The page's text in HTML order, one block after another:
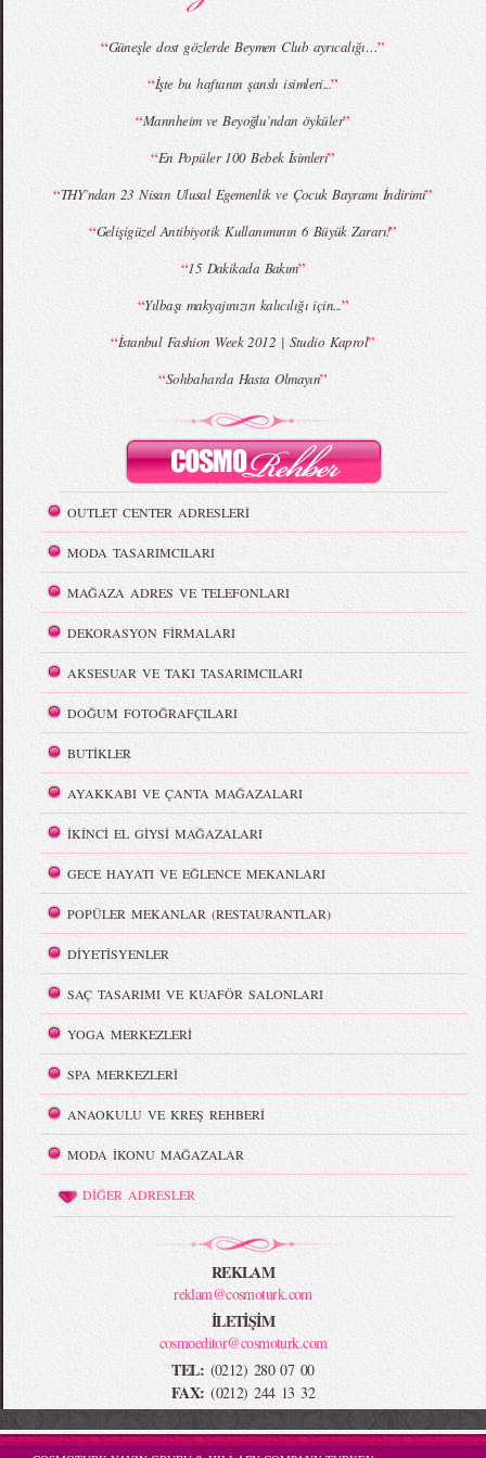
MBFWI - Giray Sepin 2015 Yaz Koleksiyonu MBFWI - Burçe Bekrek 2015 Yaz Koleksiyonu
“Güneşle dost gözlerde Beymen Club ayrıcalığı…”
“İşte bu haftanın şanslı isimleri...”
“Mannheim ve Beyoğlu’ndan öyküler”
“En Popüler 100 Bebek İsimleri”
“THY’ndan 23 Nisan Ulusal Egemenlik ve Çocuk Bayramı İndirimi”
“Gelişigüzel Antibiyotik Kullanımının 6 Büyük Zararı!”
“15 Dakikada Bakım”
“Yılbaşı makyajınızın kalıcılığı için...”
“İstanbul Fashion Week 2012 | Studio Kaprol”
“Sohbaharda Hasta Olmayın”
OUTLET CENTER ADRESLERİ
MODA TASARIMCILARI
MAĞAZA ADRES VE TELEFONLARI
DEKORASYON FİRMALARI
AKSESUAR VE TAKI TASARIMCILARI
DOĞUM FOTOĞRAFÇILARI
BUTİKLER
AYAKKABI VE ÇANTA MAĞAZALARI
İKİNCİ EL GİYSİ MAĞAZALARI
GECE HAYATI VE EĞLENCE MEKANLARI
POPÜLER MEKANLAR (RESTAURANTLAR)
DİYETİSYENLER
SAÇ TASARIMI VE KUAFÖR SALONLARI
YOGA MERKEZLERİ
SPA MERKEZLERİ
ANAOKULU VE KREŞ REHBERİ
MODA İKONU MAĞAZALAR
DİĞER ADRESLER
REKLAM
reklam@cosmoturk.com
İLETİŞİM
cosmoeditor@cosmoturk.com
TEL: (0212) 280 07 00
FAX: (0212) 244 13 32
-->